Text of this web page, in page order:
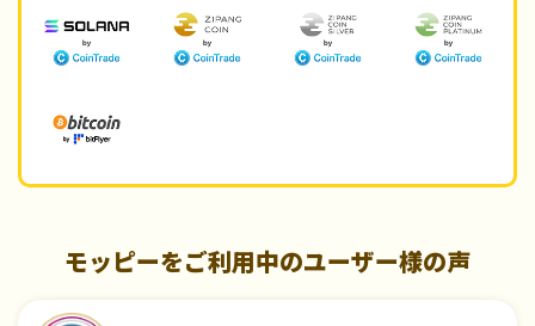
モッピーをご利用中のユーザー様の声